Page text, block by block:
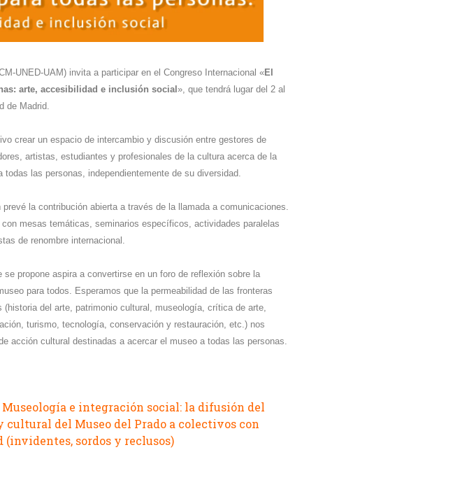
UNED-UAM) invita a participar en el Congreso Internacional «El
arte, accesibilidad e inclusión social», que tendrá lugar del 2 al
de Madrid.
crear un espacio de intercambio y discusión entre gestores de
artistas, estudiantes y profesionales de la cultura acerca de la
todas las personas, independientemente de su diversidad.
prevé la contribución abierta a través de la llamada a comunicaciones.
mesas temáticas, seminarios específicos, actividades paralelas
de renombre internacional.
se propone aspira a convertirse en un foro de reflexión sobre la
para todos. Esperamos que la permeabilidad de las fronteras
(historia del arte, patrimonio cultural, museología, crítica de arte,
turismo, tecnología, conservación y restauración, etc.) nos
acción cultural destinadas a acercar el museo a todas las personas.
Museología e integración social: la difusión del
del Museo del Prado a colectivos con
(invidentes, sordos y reclusos)